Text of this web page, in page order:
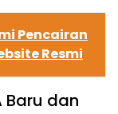
Pencairan
Resmi
Baru dan